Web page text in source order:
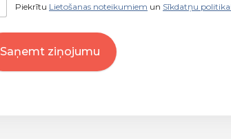
Piekrītu Lietošanas noteikumiem un Sīkdatņu politikai
Saņemt ziņojumu